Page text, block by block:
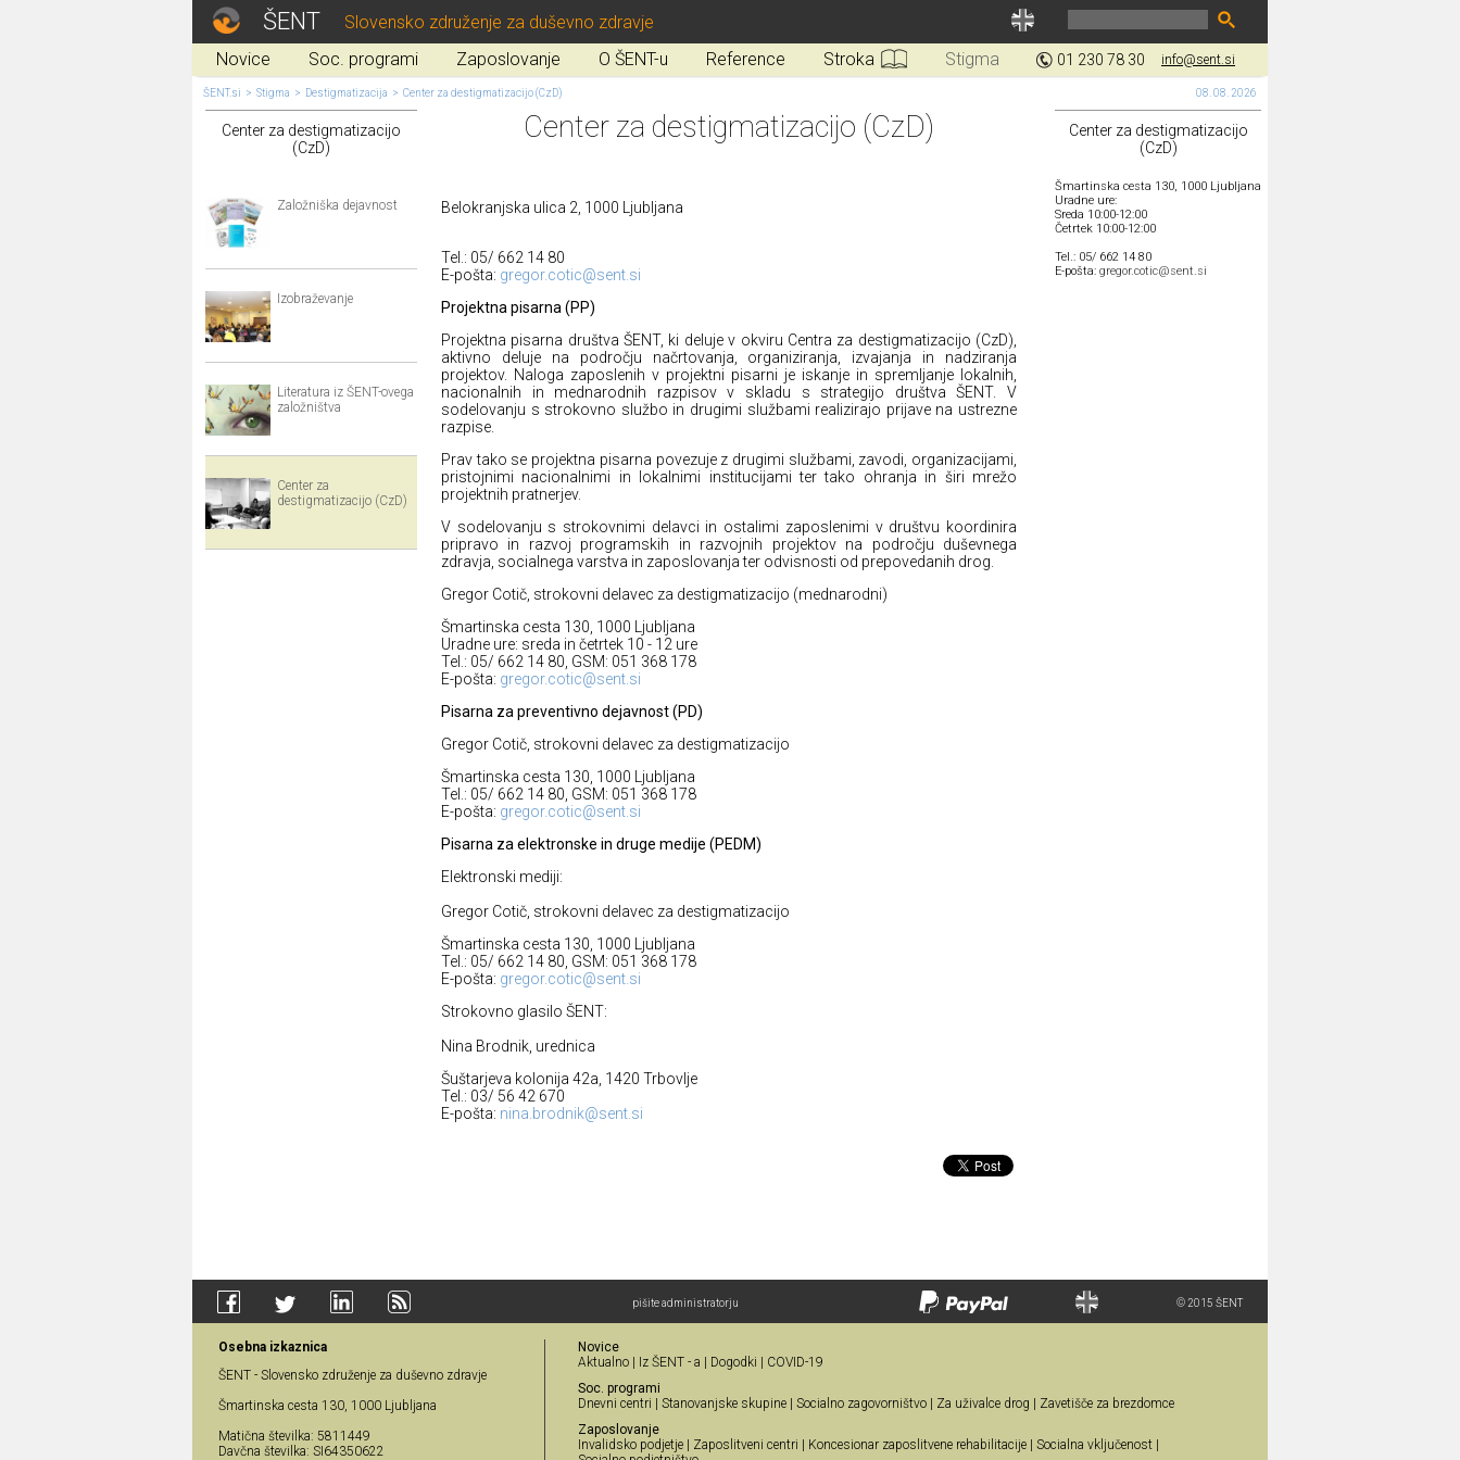
ŠENT Slovensko združenje za duševno zdravje
01 230 78 30
Novice Soc. programi Zaposlovanje O ŠENT-u Reference Stroka Stigma info@sent.si
08. 08. 2026
ŠENT.si > Stigma > Destigmatizacija > Center za destigmatizacijo (CzD)
Center za destigmatizacijo
(CzD)
Založniška dejavnost
Izobraževanje
Literatura iz ŠENT-ovega
založništva
Center za
destigmatizacijo (CzD)
Center za destigmatizacijo (CzD)
Belokranjska ulica 2, 1000 Ljubljana
Tel.: 05/ 662 14 80
E-pošta: gregor.cotic@sent.si
Projektna pisarna (PP)
Projektna pisarna društva ŠENT, ki deluje v okviru Centra za destigmatizacijo (CzD),
aktivno deluje na področju načrtovanja, organiziranja, izvajanja in nadziranja
projektov. Naloga zaposlenih v projektni pisarni je iskanje in spremljanje lokalnih,
nacionalnih in mednarodnih razpisov v skladu s strategijo društva ŠENT. V
sodelovanju s strokovno službo in drugimi službami realizirajo prijave na ustrezne
razpise.
Prav tako se projektna pisarna povezuje z drugimi službami, zavodi, organizacijami,
pristojnimi nacionalnimi in lokalnimi institucijami ter tako ohranja in širi mrežo
projektnih pratnerjev.
V sodelovanju s strokovnimi delavci in ostalimi zaposlenimi v društvu koordinira
pripravo in razvoj programskih in razvojnih projektov na področju duševnega
zdravja, socialnega varstva in zaposlovanja ter odvisnosti od prepovedanih drog.
Gregor Cotič, strokovni delavec za destigmatizacijo (mednarodni)
Šmartinska cesta 130, 1000 Ljubljana
Uradne ure: sreda in četrtek 10 - 12 ure
Tel.: 05/ 662 14 80, GSM: 051 368 178
E-pošta: gregor.cotic@sent.si
Pisarna za preventivno dejavnost (PD)
Gregor Cotič, strokovni delavec za destigmatizacijo
Šmartinska cesta 130, 1000 Ljubljana
Tel.: 05/ 662 14 80, GSM: 051 368 178
E-pošta: gregor.cotic@sent.si
Pisarna za elektronske in druge medije (PEDM)
Elektronski mediji:
Gregor Cotič, strokovni delavec za destigmatizacijo
Šmartinska cesta 130, 1000 Ljubljana
Tel.: 05/ 662 14 80, GSM: 051 368 178
E-pošta: gregor.cotic@sent.si
Strokovno glasilo ŠENT:
Nina Brodnik, urednica
Šuštarjeva kolonija 42a, 1420 Trbovlje
Tel.: 03/ 56 42 670
E-pošta: nina.brodnik@sent.si
Center za destigmatizacijo
(CzD)
Šmartinska cesta 130, 1000 Ljubljana
Uradne ure:
Sreda 10:00-12:00
Četrtek 10:00-12:00
Tel.: 05/ 662 14 80
E-pošta: gregor.cotic@sent.si
pišite administratorju © 2015 ŠENT
Osebna izkaznica
ŠENT - Slovensko združenje za duševno zdravje
Šmartinska cesta 130, 1000 Ljubljana
Matična številka: 5811449
Davčna številka: SI64350622
Novice
Aktualno
Iz ŠENT - a Dogodki
COVID-19
Soc. programi
Dnevni centri
Stanovanjske skupine Socialno zagovorništvo Za uživalce drog
Zavetišče za brezdomce
Zaposlovanje
Invalidsko podjetje
Zaposlitveni centri Koncesionar zaposlitvene rehabilitacije Socialna vključenost